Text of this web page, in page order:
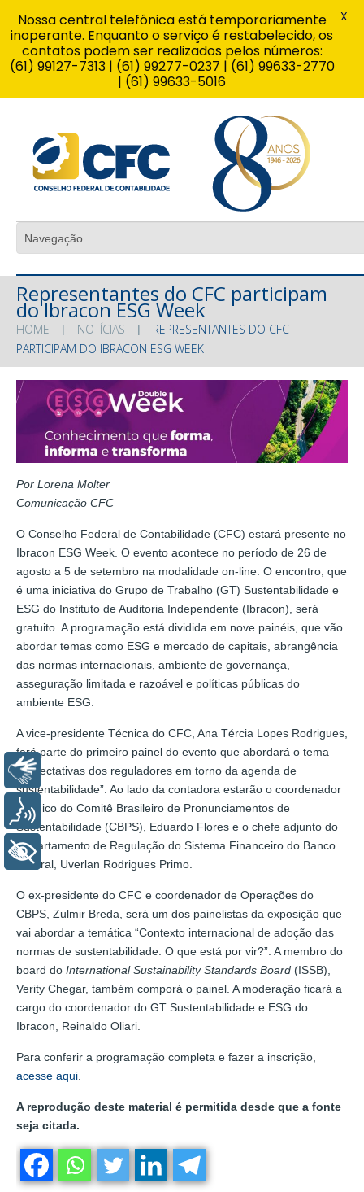
Representantes do CFC participam
do Ibracon ESG Week
HOME NOTÍCIAS
REPRESENTANTES DO CFC
PARTICIPAM DO IBRACON ESG WEEK
Por Lorena Molter
Comunicação CFC
O Conselho Federal de Contabilidade (CFC) estará presente no
Ibracon ESG Week. O evento acontece no período de 26 de
agosto a 5 de setembro na modalidade on-line. O encontro, que
é uma iniciativa do Grupo de Trabalho (GT) Sustentabilidade e
ESG do Instituto de Auditoria Independente (Ibracon), será
gratuito. A programação está dividida em nove painéis, que vão
abordar temas como ESG e mercado de capitais, abrangência
das normas internacionais, ambiente de governança,
asseguração limitada e razoável e políticas públicas do
ambiente ESG.
A vice-presidente Técnica do CFC, Ana Tércia Lopes Rodrigues,
fará parte do primeiro painel do evento que abordará o tema
“Expectativas dos reguladores em torno da agenda de
sustentabilidade”. Ao lado da contadora estarão o coordenador
Técnico do Comitê Brasileiro de Pronunciamentos de
Sustentabilidade (CBPS), Eduardo Flores e o chefe adjunto do
Departamento de Regulação do Sistema Financeiro do Banco
Central, Uverlan Rodrigues Primo.
O ex-presidente do CFC e coordenador de Operações do
CBPS, Zulmir Breda, será um dos painelistas da exposição que
vai abordar a temática “Contexto internacional de adoção das
normas de sustentabilidade. O que está por vir?”. A membro do
board do International Sustainability Standards Board (ISSB),
Verity Chegar, também comporá o painel. A moderação ficará a
cargo do coordenador do GT Sustentabilidade e ESG do
Ibracon, Reinaldo Oliari.
Para conferir a programação completa e fazer a inscrição,
acesse aqui
A reprodução deste material é permitida desde que a fonte
seja citada.
Nossa central telefônica está temporariamente
inoperante. Enquanto o serviço é restabelecido, os
contatos podem ser realizados pelos números:
(61) 99127-7313 | (61) 99277-0237 | (61) 99633-2770
| (61) 99633-5016
X
Libras
Voz
+ Acessibilidade